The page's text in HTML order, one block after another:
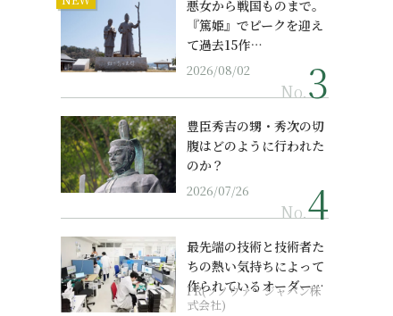
悪女から戦国ものまで。
『篤姫』でピークを迎え
て過去15作…
2026/08/02
No.
豊臣秀吉の甥・秀次の切
腹はどのように行われた
のか？
2026/07/26
No.
最先端の技術と技術者た
ちの熱い気持ちによって
作られているオーダーメ
イド補聴器
PR(ソノヴァ・ジャパン株
式会社)